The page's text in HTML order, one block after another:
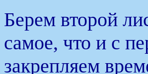
Берем второй
самое, что и с
закрепляем